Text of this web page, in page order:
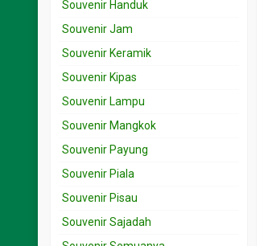
Souvenir Handuk
Souvenir Jam
Souvenir Keramik
Souvenir Kipas
Souvenir Lampu
Souvenir Mangkok
Souvenir Payung
Souvenir Piala
Souvenir Pisau
Souvenir Sajadah